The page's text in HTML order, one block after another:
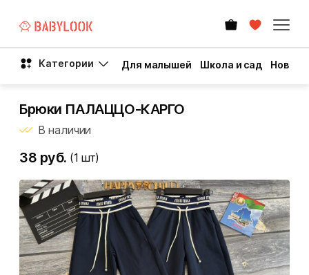
Категории Для малышей Школа и сад Новый
Брюки ПАЛАЦЦО-КАРГО
В наличии
38 руб. (1 шт)